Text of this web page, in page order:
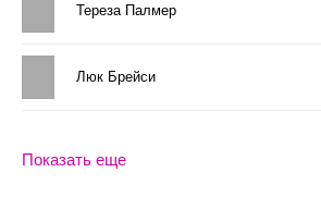
Тереза Палмер
Люк Брейси
Показать еще